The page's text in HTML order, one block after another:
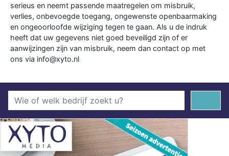
serieus en neemt passende maatregelen om misbruik,
verlies, onbevoegde toegang, ongewenste openbaarmaking
en ongeoorloofde wijziging tegen te gaan. Als u de indruk
heeft dat uw gegevens niet goed beveiligd zijn of er
aanwijzingen zijn van misbruik, neem dan contact op met
ons via info@xyto.nl